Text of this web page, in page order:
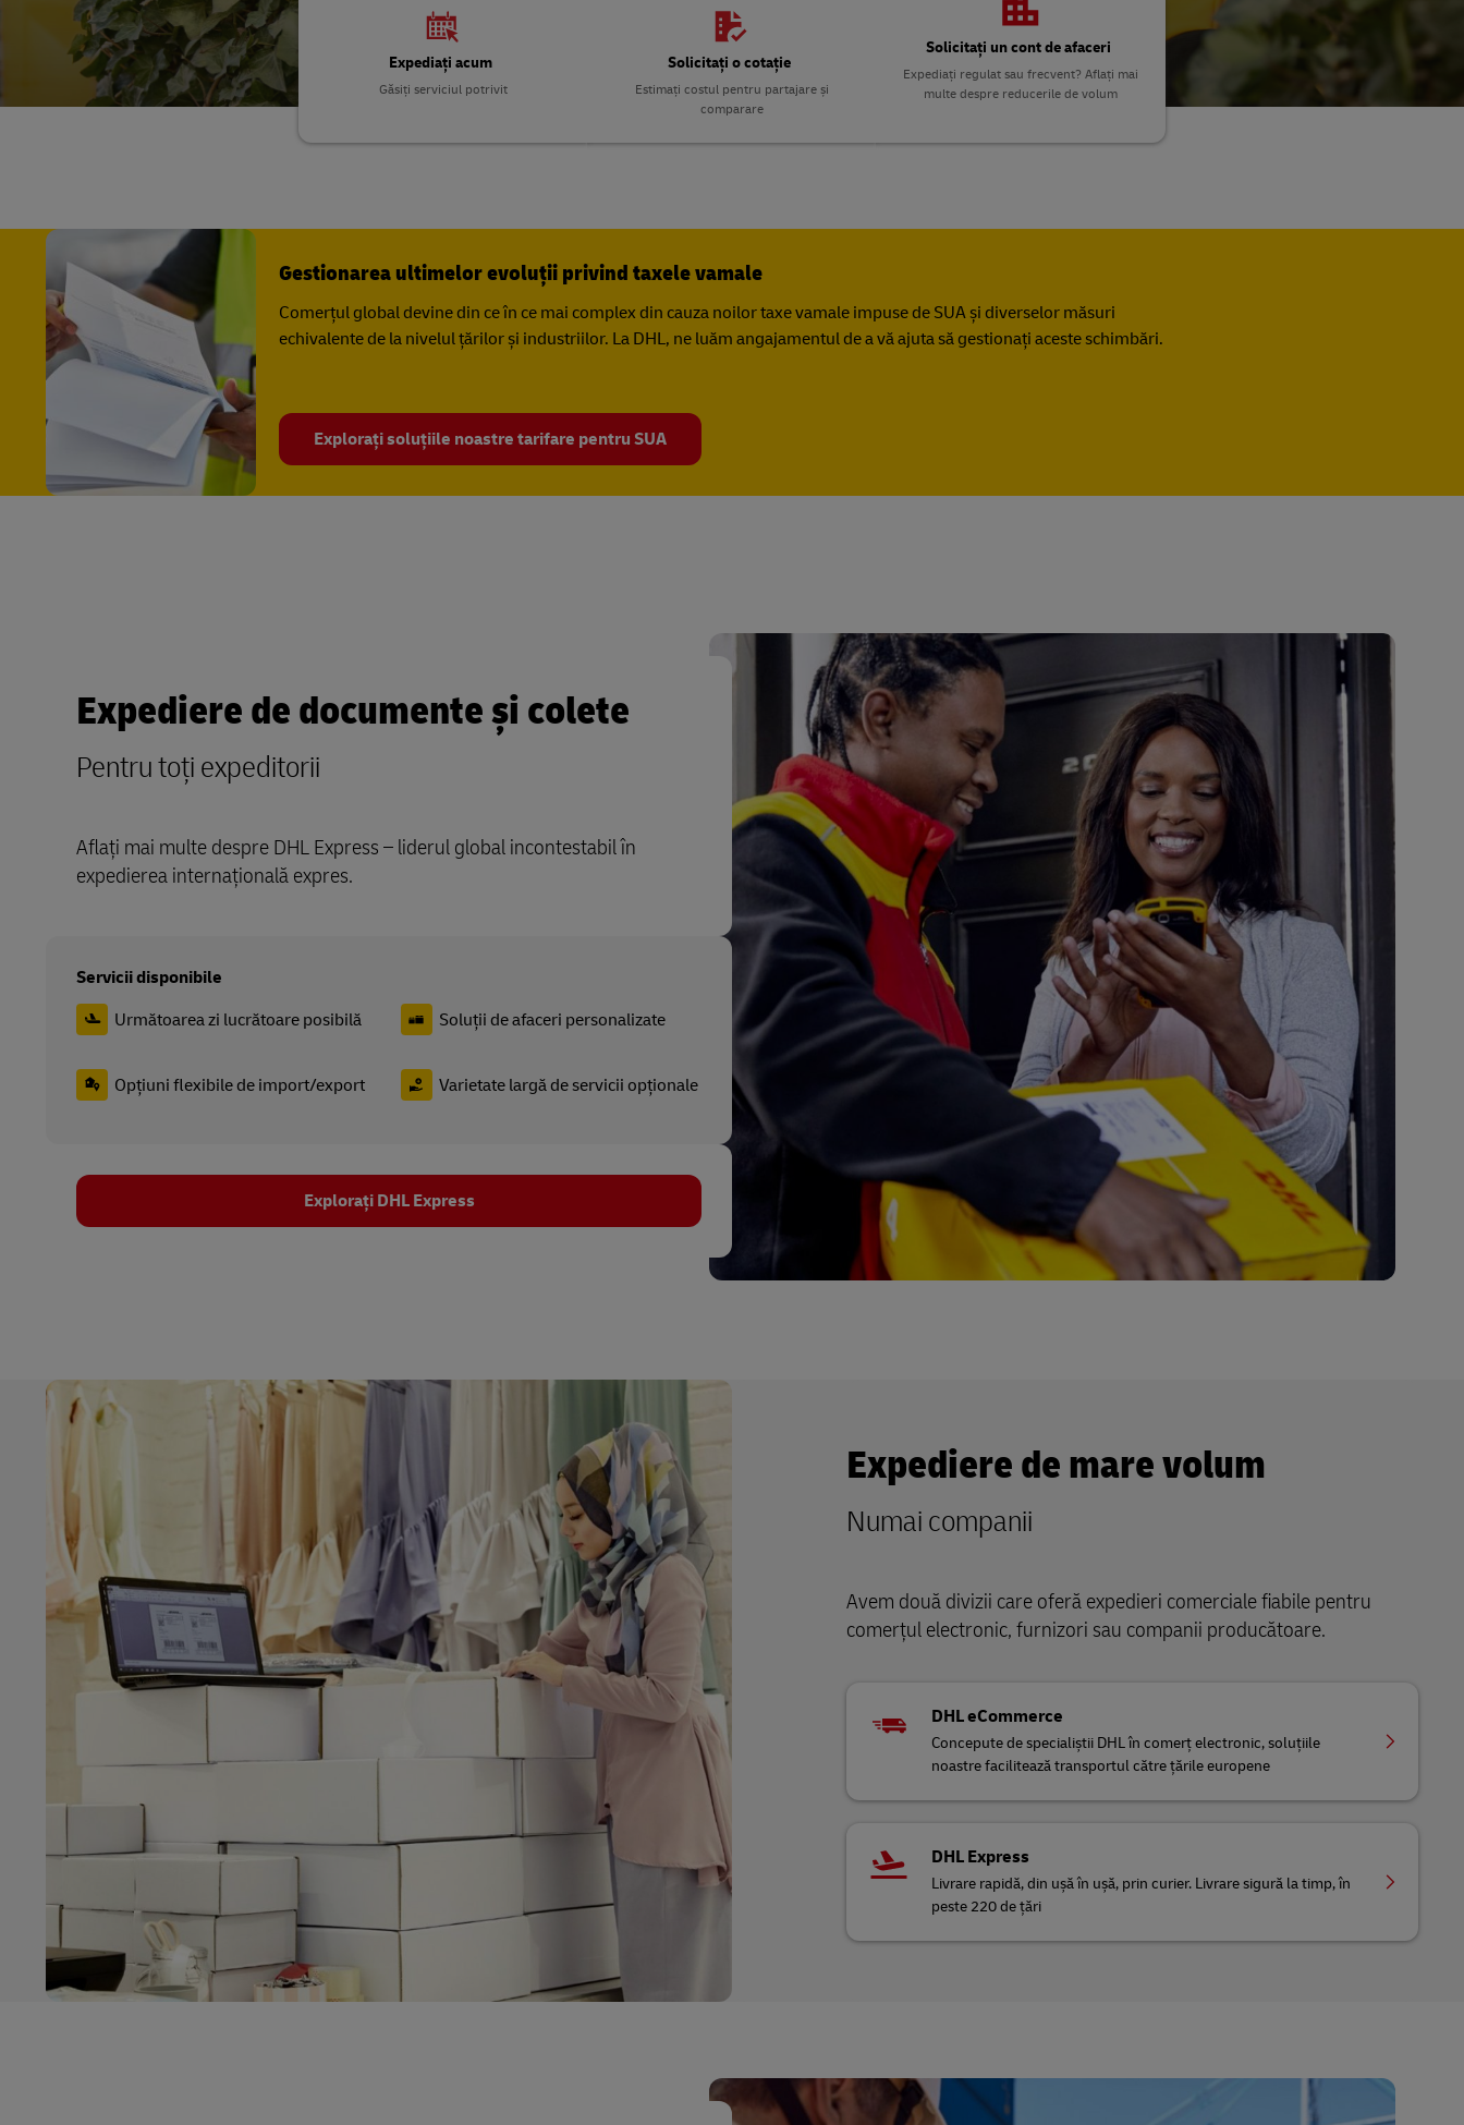
DHL SameDay
DHL SameDay
LifeTrack
Expediați acum
Găsiți serviciul potrivit
Solicitați o cotație
Estimați costul pentru partajare și
comparare
Solicitați un cont de afaceri
Expediați regulat sau frecvent? Aflați mai
multe despre reducerile de volum
Gestionarea ultimelor evoluții privind taxele vamale
Comerțul global devine din ce în ce mai complex din cauza noilor taxe vamale impuse de SUA și diverselor măsuri
echivalente de la nivelul țărilor și industriilor. La DHL, ne luăm angajamentul de a vă ajuta să gestionați aceste schimbări.
Explorați soluțiile noastre tarifare pentru SUA
Expediere de documente și colete
Pentru toți expeditorii
Aflați mai multe despre DHL Express – liderul global incontestabil în
expedierea internațională expres.
Servicii disponibile
Următoarea zi lucrătoare posibilă
Opțiuni flexibile de import/export
Soluții de afaceri personalizate
Varietate largă de servicii opționale
Explorați DHL Express
Expediere de mare volum
Numai companii
Avem două divizii care oferă expedieri comerciale fiabile pentru
comerțul electronic, furnizori sau companii producătoare.
DHL eCommerce
Concepute de specialiștii DHL în comerț electronic, soluțiile
noastre facilitează transportul către țările europene
DHL Express
Livrare rapidă, din ușă în ușă, prin curier. Livrare sigură la timp, în
peste 220 de țări